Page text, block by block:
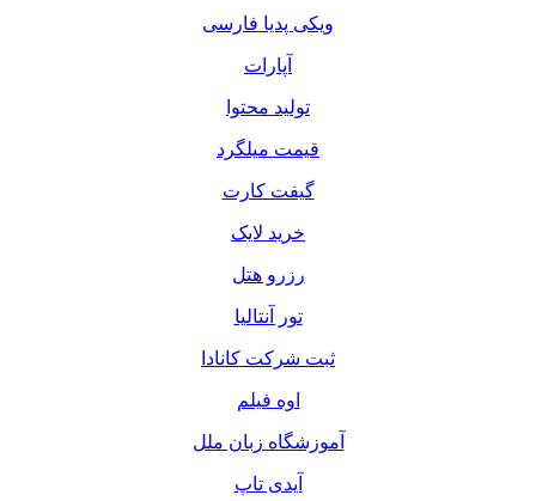
ویکی پدیا فارسی
آپارات
تولید محتوا
قیمت میلگرد
گیفت کارت
خرید لایک
رزرو هتل
تور آنتالیا
ثبت شرکت کانادا
اوه فیلم
آموزشگاه زبان ملل
آیدی تاپ